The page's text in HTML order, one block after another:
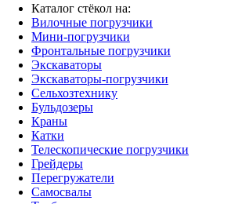
Каталог стёкол на:
Вилочные погрузчики
Мини-погрузчики
Фронтальные погрузчики
Экскаваторы
Экскаваторы-погрузчики
Сельхозтехнику
Бульдозеры
Краны
Катки
Телескопические погрузчики
Грейдеры
Перегружатели
Самосвалы